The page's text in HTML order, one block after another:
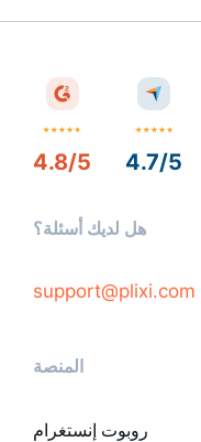
4.8/5 4.7/5
هل لديك أسئلة؟
support@plixi.com
المنصة
روبوت إنستغرام